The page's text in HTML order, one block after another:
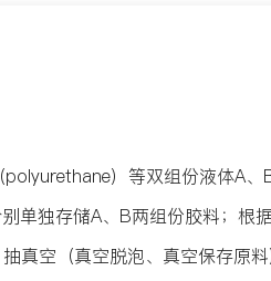
）等双组份液体A
单独存储A、B两组份胶料；根
真空（真空脱泡、真空保存原